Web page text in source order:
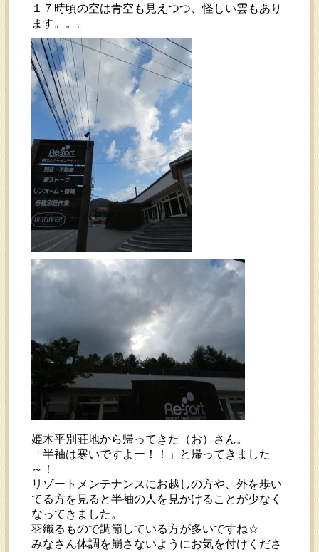
１７時頃の空は青空も見えつつ、怪しい雲もあり
ます。。。
姫木平別荘地から帰ってきた（お）さん。
「半袖は寒いですよー！！」と帰ってきました
～！
リゾートメンテナンスにお越しの方や、外を歩い
てる方を見ると半袖の人を見かけることが少なく
なってきました。
羽織るもので調節している方が多いですね☆
みなさん体調を崩さないようにお気を付けくださ